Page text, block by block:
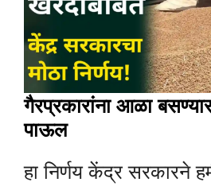
गैरप्रकारांना आळा
पाऊल
हा निर्णय केंद्र सरकारने